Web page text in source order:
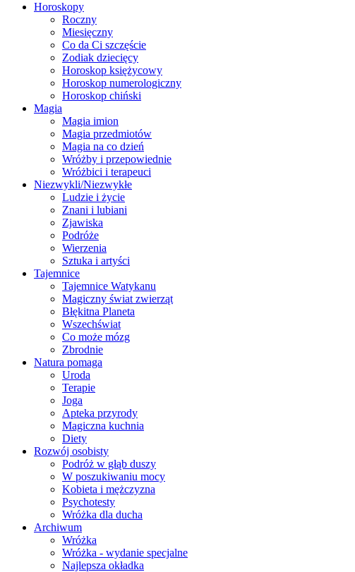
Horoskopy
Roczny
Miesięczny
Co da Ci szczęście
Zodiak dziecięcy
Horoskop księżycowy
Horoskop numerologiczny
Horoskop chiński
Magia
Magia imion
Magia przedmiotów
Magia na co dzień
Wróżby i przepowiednie
Wróżbici i terapeuci
Niezwykli/Niezwykłe
Ludzie i życie
Znani i lubiani
Zjawiska
Podróże
Wierzenia
Sztuka i artyści
Tajemnice
Tajemnice Watykanu
Magiczny świat zwierząt
Błękitna Planeta
Wszechświat
Co może mózg
Zbrodnie
Natura pomaga
Uroda
Terapie
Joga
Apteka przyrody
Magiczna kuchnia
Diety
Rozwój osobisty
Podróż w głąb duszy
W poszukiwaniu mocy
Kobieta i mężczyzna
Psychotesty
Wróżka dla ducha
Archiwum
Wróżka
Wróżka - wydanie specjalne
Najlepsza okładka